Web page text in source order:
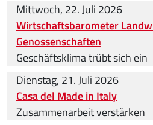
Mittwoch, 22. Juli 2026
Wirtschaftsbarometer
Genossenschaften
Geschäftsklima trübt sich ein
Dienstag, 21. Juli 2026
Casa del Made in Italy
Zusammenarbeit verstärken